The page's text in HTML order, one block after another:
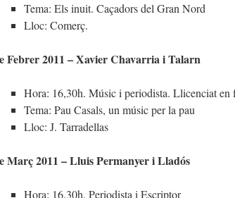
Tema: Els inuit. Caçadors del Gran Nord
Lloc: Comerç.
Febrer 2011 – Xavier Chavarria i Talarn
Hora: 16,30h. Músic i periodista. Llicenciat en
Tema: Pau Casals, un músic per la pau
Lloc: J. Tarradellas
Març 2011 – Lluis Permanyer i Lladós
Hora: 16,30h. Periodista i Escriptor